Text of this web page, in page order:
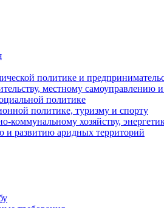
политике и
местному
политике
политике, туризму и спорту
хозяйству,
и развитию аридных территорий